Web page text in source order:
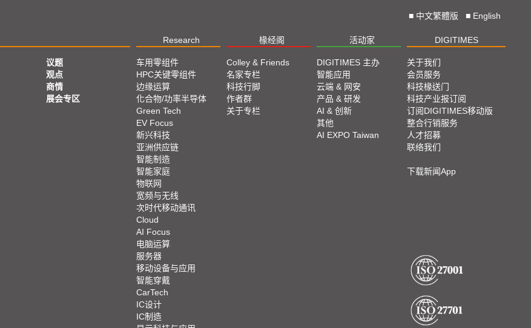
■ 中文繁體版 ■ English
Research 椽经阁 活动家 DIGITIMES
议题
观点
商情
展会专区
车用零组件
HPC关键零组件
边缘运算
化合物/功率半导体
Green Tech
EV Focus
新兴科技
亚洲供应链
智能制造
智能家庭
物联网
宽频与无线
次时代移动通讯
Cloud
AI Focus
电脑运算
服务器
移动设备与应用
智能穿戴
CarTech
IC设计
IC制造
Colley & Friends
名家专栏
科技行脚
作者群
关于专栏
DIGITIMES 主办
智能应用
云端 & 网安
产品 & 研发
AI & 创新
其他
AI EXPO Taiwan
关于我们
会员服务
科技椽送门
科技产业报订阅
订阅DIGITIMES移动版
整合行销服务
人才招募
联络我们
下载新闻App